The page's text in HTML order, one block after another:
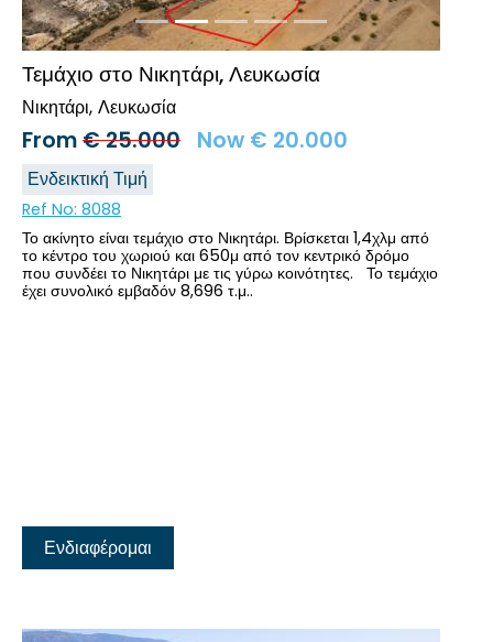
Τεμάχιο στο Νικητάρι, Λευκωσία
Νικητάρι Λευκωσία
From€25.000 Now € 20.000
Ενδεικτική Τιμή
Ref No: 8088
Το ακίνητο είναι τεμάχιο στο Νικητάρι. Βρίσκεται 1,4χλμ από
το κέντρο του χωριού και 650μ από τον κεντρικό δρόμο
που συνδέει το Νικητάρι με τις γύρω κοινότητες. Το τεμάχιο
έχει συνολικό εμβαδόν 8,696 τ.μ..
Ενδιαφέρομαι